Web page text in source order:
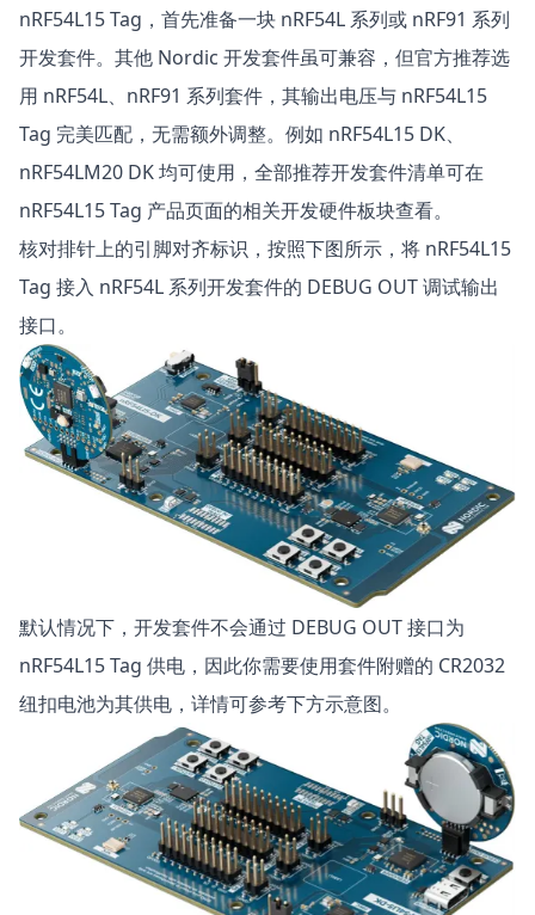
nRF54L15 Tag，首先准备一块 nRF54L 系列或 nRF91 系列
开发套件。其他 Nordic 开发套件虽可兼容，但官方推荐选
用 nRF54L、nRF91 系列套件，其输出电压与 nRF54L15
Tag 完美匹配，无需额外调整。例如 nRF54L15 DK、
nRF54LM20 DK均可使用，全部推荐开发套件清单可在
nRF54L15 Tag 产品页面的相关开发硬件板块查看。
核对排针上的引脚对齐标识，按照下图所示，将 nRF54L15
Tag 接入 nRF54L 系列开发套件的 DEBUG OUT 调试输出
接口。
默认情况下，开发套件不会通过 DEBUG OUT 接口为
nRF54L15 Tag 供电，因此你需要使用套件附赠的 CR2032
纽扣电池为其供电，详情可参考下方示意图。